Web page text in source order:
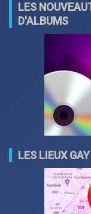
LES
D'ALBUMS
LES LIEUX